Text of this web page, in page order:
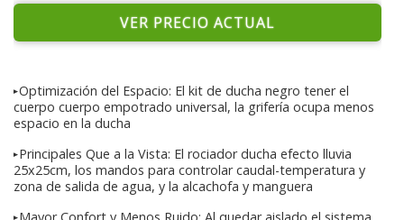
VER PRECIO ACTUAL
➤Optimización del Espacio: El kit de ducha negro tener el
cuerpo cuerpo empotrado universal, la grifería ocupa menos
espacio en la ducha
➤Principales Que a la Vista: El rociador ducha efecto lluvia
25x25cm, los mandos para controlar caudal-temperatura y
zona de salida de agua, y la alcachofa y manguera
➤Mayor Confort y Menos Ruido: Al quedar aislado el sistema